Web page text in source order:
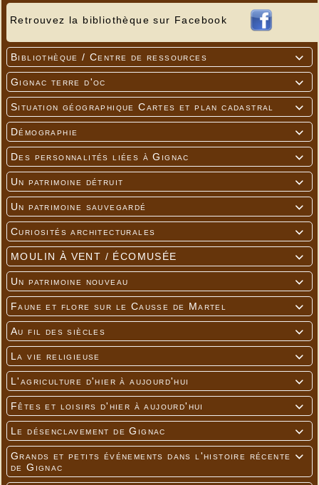
Retrouvez la bibliothèque sur Facebook

Bibliothèque / Centre de ressources

Gignac terre d'oc

Situation géographique Cartes et plan cadastral

Démographie

Des personnalités liées à Gignac

Un patrimoine détruit

Un patrimoine sauvegardé

Curiosités architecturales

MOULIN À VENT / ÉCOMUSÉE

Un patrimoine nouveau

Faune et flore sur le Causse de Martel

Au fil des siècles

La vie religieuse

L'agriculture d'hier à aujourd'hui

Fêtes et loisirs d'hier à aujourd'hui

Le désenclavement de Gignac

Grands et petits événements dans l'histoire récente
de Gignac